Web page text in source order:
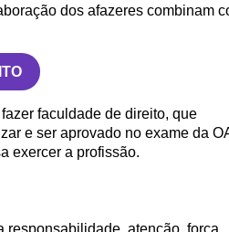
dos afazeres combinam
faculdade de direito, que
e ser aprovado no exame da
exercer a profissão.
responsabilidade, atenção, força,